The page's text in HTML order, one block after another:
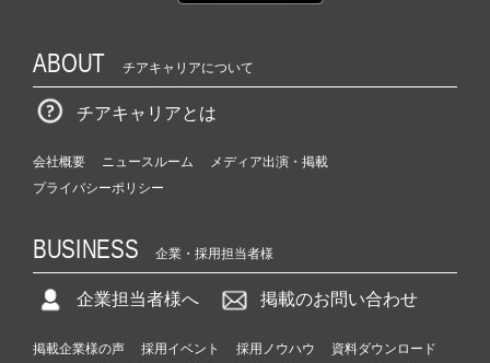
ABOUT チアキャリアについて
チアキャリアとは
会社概要 ニュースルーム
メディア出演・掲載
プライバシーポリシー
BUSINESS 企業・採用担当者様
企業担当者様へ 掲載のお問い合わせ
掲載企業様の声 採用イベント 採用ノウハウ
資料ダウンロード